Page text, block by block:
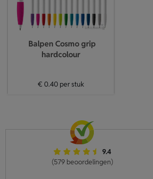
Balpen Cosmo grip
hardcolour
€ 0.40 per stuk
9.4
(579 beoordelingen)